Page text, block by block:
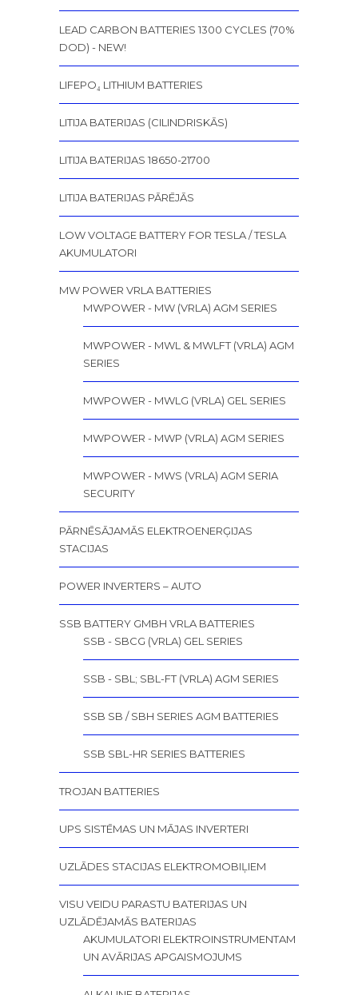
LEAD CARBON BATTERIES 1300 CYCLES (70%
DOD) - NEW!
LIFEPO₄ LITHIUM BATTERIES
LITIJA BATERIJAS (CILINDRISKĀS)
LITIJA BATERIJAS 18650-21700
LITIJA BATERIJAS PĀRĒJĀS
LOW VOLTAGE BATTERY FOR TESLA / TESLA
AKUMULATORI
MW POWER VRLA BATTERIES
MWPOWER - MW (VRLA) AGM SERIES
MWPOWER - MWL & MWLFT (VRLA) AGM
SERIES
MWPOWER - MWLG (VRLA) GEL SERIES
MWPOWER - MWP (VRLA) AGM SERIES
MWPOWER - MWS (VRLA) AGM SERIA
SECURITY
PĀRNĒSĀJAMĀS ELEKTROENERĢIJAS
STACIJAS
POWER INVERTERS – AUTO
SSB BATTERY GMBH VRLA BATTERIES
SSB - SBCG (VRLA) GEL SERIES
SSB - SBL; SBL-FT (VRLA) AGM SERIES
SSB SB / SBH SERIES AGM BATTERIES
SSB SBL-HR SERIES BATTERIES
TROJAN BATTERIES
UPS SISTĒMAS UN MĀJAS INVERTERI
UZLĀDES STACIJAS ELEKTROMOBIĻIEM
VISU VEIDU PARASTU BATERIJAS UN
UZLĀDĒJAMĀS BATERIJAS
AKUMULATORI ELEKTROINSTRUMENTAM
UN AVĀRIJAS APGAISMOJUMS